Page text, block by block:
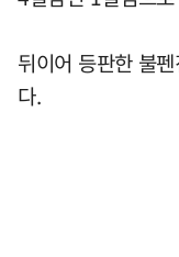
뒤이어 등판한 불
다.